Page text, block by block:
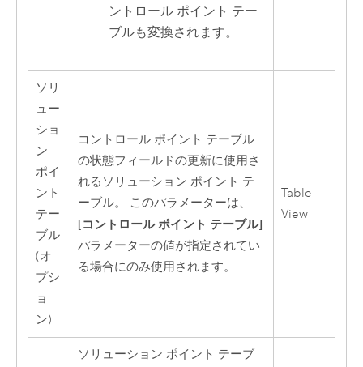
ントロール ポイント テー
ブルも変換されます。
ソリ
ュー
ショ
ン
ポイ
ント
テー
ブル
(オ
プシ
ョ
ン)
コントロール ポイント テーブル
の状態フィールドの更新に使用さ
れるソリューション ポイント テ
ーブル。 このパラメーターは、
[コントロール ポイント テーブル]
パラメーターの値が指定されてい
る場合にのみ使用されます。
Table
View
ソリューション ポイント テーブ